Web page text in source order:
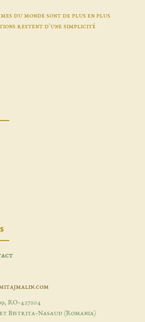
du monde sont de plus en plus
restent d'une simplicité
RO-427204
Bistrita-Nasaud (Romania)